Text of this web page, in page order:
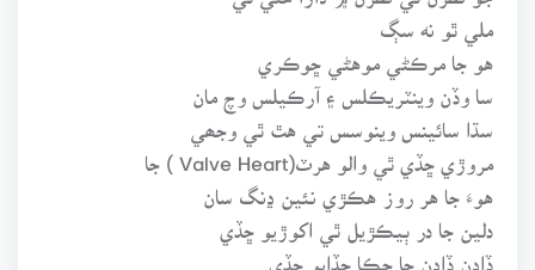
ملي ٿو نه سڳ
هو جا مرڪڻي موهڻي ڇوڪري
سا وڏن وينٽريڪلس ۽ آرڪيلس وچ مان
سڌا سائينس وينوسس تي هٿ ٿي وجھي
مروڙي ڇڏي ٿي والو هرٽ(Valve Heart ) جا
هوءَ جا هر روز هڪڙي نئين ڍنگ سان
دلين جا در ٻيڪڙيل ٿي اکوڙيو ڇڏي
ڏاڍن ڏاڍن جا ڇڪا ڇڏايو ڇڏي